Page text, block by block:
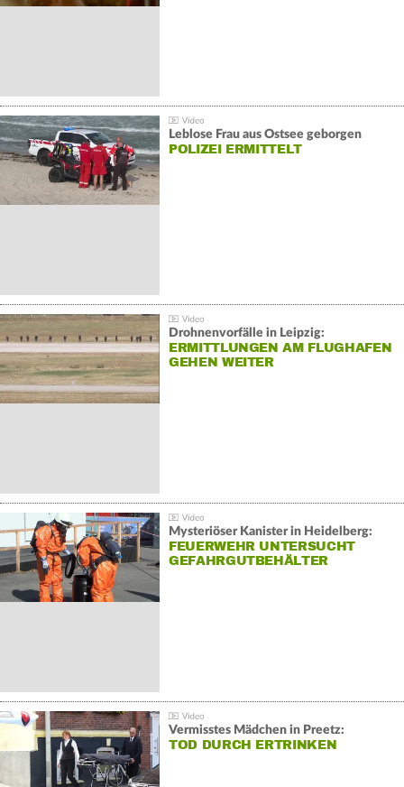
Leblose Frau aus Ostsee geborgen
POLIZEI ERMITTELT
Drohnenvorfälle in Leipzig:
ERMITTLUNGEN AM FLUGHAFEN
GEHEN WEITER
Mysteriöser Kanister in Heidelberg:
FEUERWEHR UNTERSUCHT
GEFAHRGUTBEHÄLTER
Vermisstes Mädchen in Preetz:
TOD DURCH ERTRINKEN